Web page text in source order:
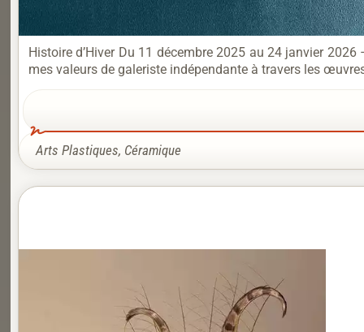
Histoire d’Hiver Du 11 décembre 2025 au 24 janvier
mes valeurs de galeriste indépendante à travers les
Arts Plastiques, Céramique